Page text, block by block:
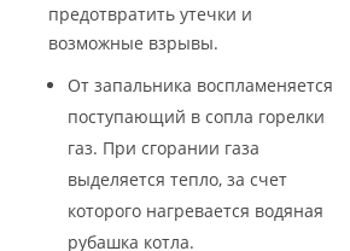
предотвратить утечки и
возможные взрывы.
От запальника воспламеняется
поступающий в сопла горелки
газ. При сгорании газа
выделяется тепло, за счет
которого нагревается водяная
рубашка котла.